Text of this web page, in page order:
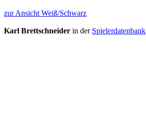
zur Ansicht Weiß/Schwarz
Karl Brettschneider in der Spielerdatenbank